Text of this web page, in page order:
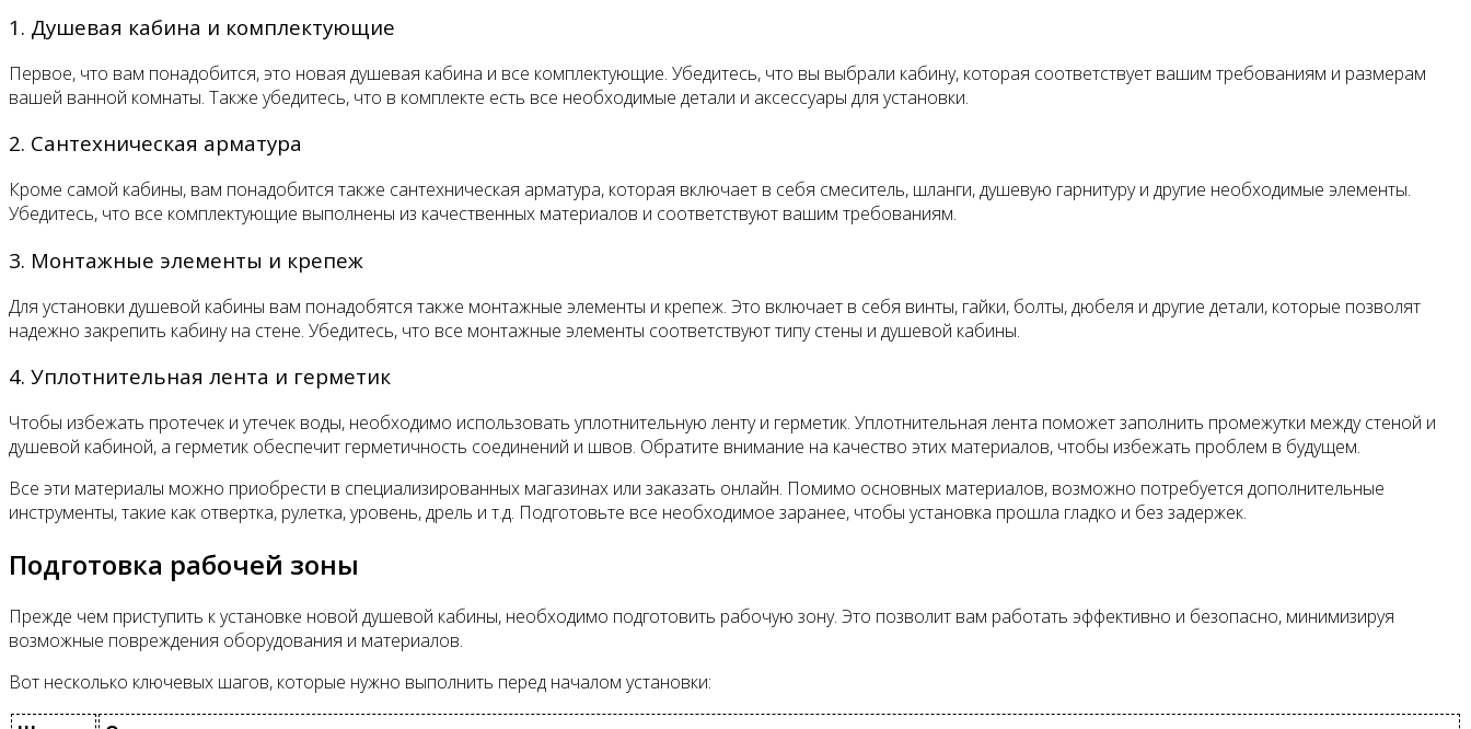
1. Душевая кабина и комплектующие
Первое, что вам понадобится, это новая душевая кабина и все комплектующие. Убедитесь, что вы выбрали кабину, которая соответствует вашим требованиям и размерам
вашей ванной комнаты. Также убедитесь, что в комплекте есть все необходимые детали и аксессуары для установки.
2. Сантехническая арматура
Кроме самой кабины, вам понадобится также сантехническая арматура, которая включает в себя смеситель, шланги, душевую гарнитуру и другие необходимые элементы.
Убедитесь, что все комплектующие выполнены из качественных материалов и соответствуют вашим требованиям.
3. Монтажные элементы и крепеж
Для установки душевой кабины вам понадобятся также монтажные элементы и крепеж. Это включает в себя винты, гайки, болты, дюбеля и другие детали, которые позволят
надежно закрепить кабину на стене. Убедитесь, что все монтажные элементы соответствуют типу стены и душевой кабины.
4. Уплотнительная лента и герметик
Чтобы избежать протечек и утечек воды, необходимо использовать уплотнительную ленту и герметик. Уплотнительная лента поможет заполнить промежутки между стеной и
душевой кабиной, а герметик обеспечит герметичность соединений и швов. Обратите внимание на качество этих материалов, чтобы избежать проблем в будущем.
Все эти материалы можно приобрести в специализированных магазинах или заказать онлайн. Помимо основных материалов, возможно потребуется дополнительные
инструменты, такие как отвертка, рулетка, уровень, дрель и т.д. Подготовьте все необходимое заранее, чтобы установка прошла гладко и без задержек.
Подготовка рабочей зоны
Прежде чем приступить к установке новой душевой кабины, необходимо подготовить рабочую зону. Это позволит вам работать эффективно и безопасно, минимизируя
возможные повреждения оборудования и материалов.
Вот несколько ключевых шагов, которые нужно выполнить перед началом установки: